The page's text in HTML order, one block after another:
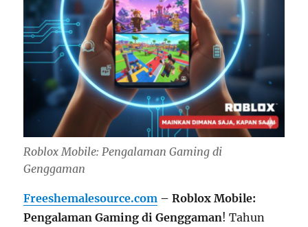
Roblox Mobile: Pengalaman Gaming di
Genggaman
Freeshemalesource.com – Roblox Mobile:
Pengalaman Gaming di Genggaman! Tahun